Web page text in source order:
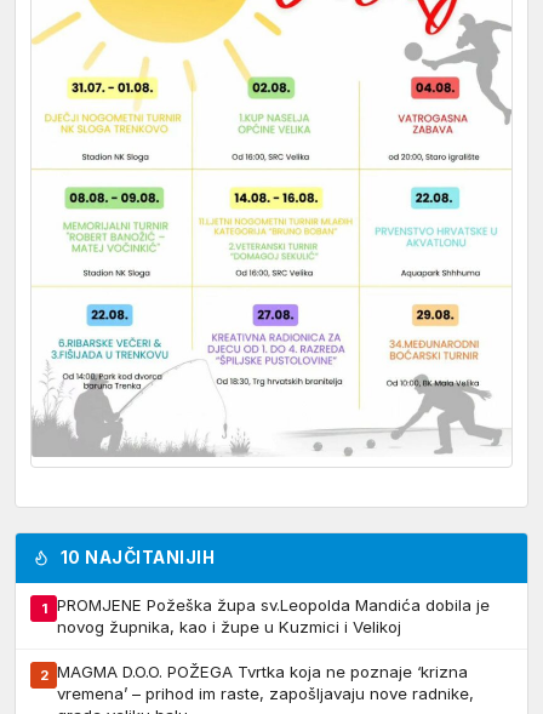
10 NAJČITANIJIH
1
PROMJENE Požeška župa sv.Leopolda Mandića dobila je
novog župnika, kao i župe u Kuzmici i Velikoj
2 MAGMA D.O.O. POŽEGA Tvrtka koja ne poznaje ‘krizna
vremena’ – prihod im raste, zapošljavaju nove radnike,